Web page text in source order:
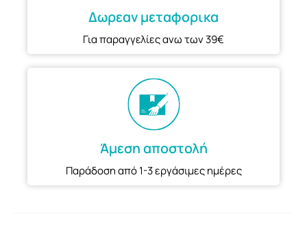
Δωρεαν μεταφορικα
Για παραγγελίες ανω των 39€
Άμεση αποστολή
Παράδοση από 1-3 εργάσιμες ημέρες